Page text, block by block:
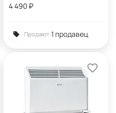
4 490 ₽
Продают:1 продавец